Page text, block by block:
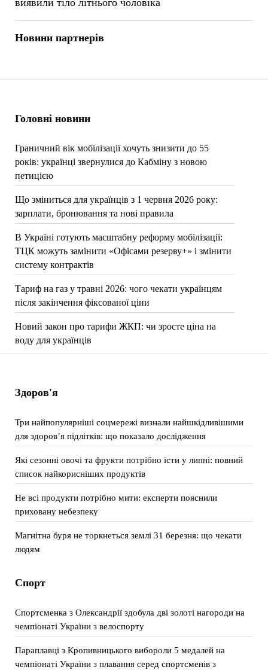
Головні новини
Граничний вік мобілізації хочуть знизити до 55
років: українці звернулися до Кабміну з новою
петицією
Що зміниться для українців з 1 червня 2026 року:
зарплати, бронювання та нові правила
В Україні готують масштабну реформу мобілізації:
ТЦК можуть замінити «Офісами резерву+» і змінити
систему контрактів
Тариф на газ у травні 2026: чого чекати українцям
після закінчення фіксованої ціни
Новий закон про тарифи ЖКП: чи зросте ціна на
воду для українців
Новини партнерів
Здоров'я
Три найпопулярніші соцмережі визнали найшкідливішими
для здоров’я підлітків: що показало дослідження
Які сезонні овочі та фрукти потрібно їсти у липні: повний
список найкорисніших продуктів
Не всі продукти потрібно мити: експерти пояснили
приховану небезпеку
Магнітна буря не торкнеться землі 31 березня: що чекати
людям
Спорт
Спортсменка з Олександрії здобула дві золоті нагороди на
чемпіонаті України з велоспорту
Параплавці з Кропивницького вибороли 5 медалей на
чемпіонаті України з плавання серед спортсменів з